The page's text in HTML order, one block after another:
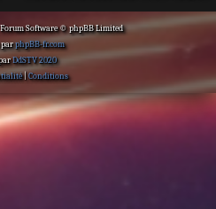
Software © phpBB Limited
parphpBB-fr.com
DdSTV 2020
|Conditions